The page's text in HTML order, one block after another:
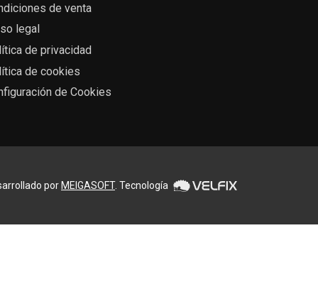
de venta
legal
de privacidad
de cookies
de Cookies
por MEIGASOFT. Tecnología